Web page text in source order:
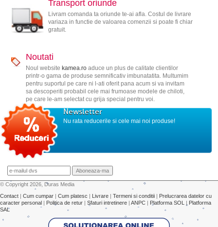
Transport oriunde
Livram comanda ta oriunde te-ai afla. Costul de livrare
variaza in functie de valoarea comenzii si poate fi chiar
gratuit.
Noutati
Noul website kamea.roaduce un plus de calitate clientilor
printr-o gama de produse semnificativ imbunatatita. Multumim
pentru suportul pe care ni l-ati oferit pana acum si va invitam
sa descoperiti probabil cele mai frumoase modele de chiloti,
pe care le-am selectat cu grija special pentru voi.
Newsletter
Nu rata reducerile si cele mai noi produse!
© Copyright 2026, Duras Media
Contact | Cum cumpar | Cum platesc | Livrare | Termeni si conditii | Prelucrarea datelor cu
caracter personal | Politica de retur | Sfaturi intretinere | ANPC | Platforma SOL | Platforma
SAL